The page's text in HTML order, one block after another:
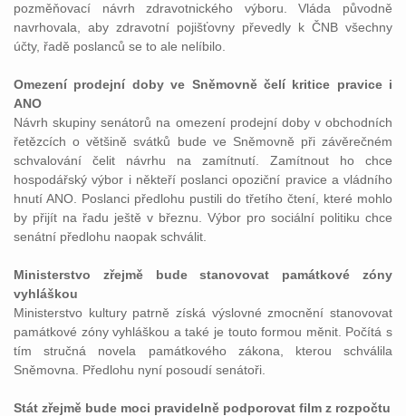
pozměňovací návrh zdravotnického výboru. Vláda původně
navrhovala, aby zdravotní pojišťovny převedly k ČNB všechny
účty, řadě poslanců se to ale nelíbilo.
Omezení prodejní doby ve Sněmovně čelí kritice pravice i
ANO
Návrh skupiny senátorů na omezení prodejní doby v obchodních
řetězcích o většině svátků bude ve Sněmovně při závěrečném
schvalování čelit návrhu na zamítnutí. Zamítnout ho chce
hospodářský výbor i někteří poslanci opoziční pravice a vládního
hnutí ANO. Poslanci předlohu pustili do třetího čtení, které mohlo
by přijít na řadu ještě v březnu. Výbor pro sociální politiku chce
senátní předlohu naopak schválit.
Ministerstvo zřejmě bude stanovovat památkové zóny
vyhláškou
Ministerstvo kultury patrně získá výslovné zmocnění stanovovat
památkové zóny vyhláškou a také je touto formou měnit. Počítá s
tím stručná novela památkového zákona, kterou schválila
Sněmovna. Předlohu nyní posoudí senátoři.
Stát zřejmě bude moci pravidelně podporovat film z rozpočtu